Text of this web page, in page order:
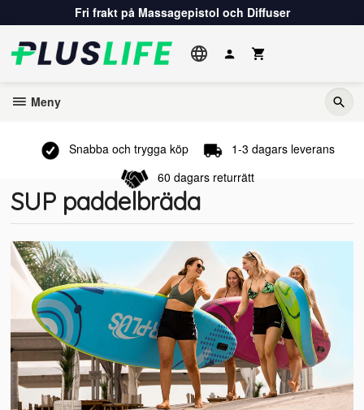
till
innehåll
Fri frakt på Massagepistol och Diffuser
Meny
Snabba och trygga köp
1-3 dagars leverans
60 dagars returrätt
SUP paddelbräda